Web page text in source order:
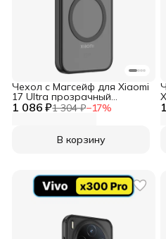
1 086 ₽1 304 ₽−17%
Чехол с Магсейф для Xiaomi
17 Ultra прозрачный
матовый с черным бортом
В корзину